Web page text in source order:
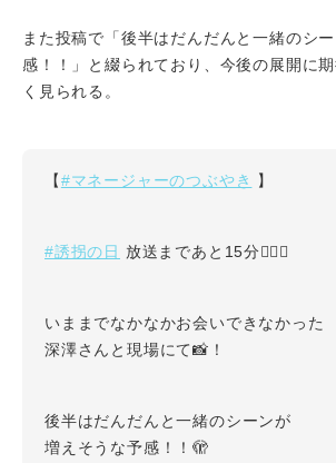
また投稿で「後半はだんだんと一緒のシ
感！！」と綴られており、今後の展開に
く見られる。
【#マネージャーのつぶやき 】
#誘拐の日 放送まであと15分✊🏻🌟
いままでなかなかお会いできなかった
深澤さんと現場にて📸！
後半はだんだんと一緒のシーンが
増えそうな予感！！🫣